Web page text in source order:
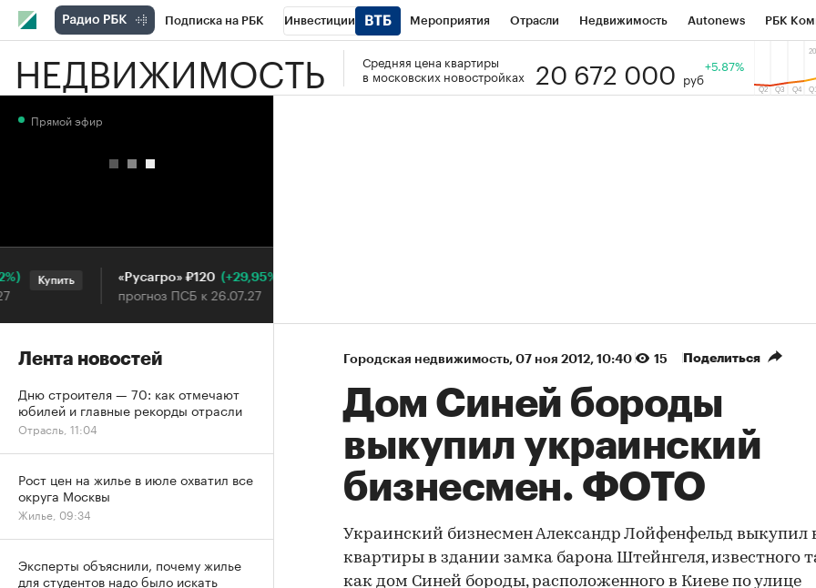
Подписка на РБК Инвестиции Мероприятия Отрасли Недвижимость Autonews РБК
РБК Вино Спорт Школа управления РБК РБК Образование Тренды
НЕДВИЖИМОСТЬ
Средняя цена квартиры
в московских новостройках
20 672 000 руб
+5.87%
Городская недвижимость⁠, 07 ноя 2012, 10:40 15 Поделиться
Дом Синей бороды
выкупил украинский
бизнесмен. ФОТО
Украинский бизнесмен Александр Лойфенфельд выкупил
квартиры в здании замка барона Штейнгеля, известного
как дом Синей бороды, расположенного в Киеве по улице
Прямой эфир
Купить «Русагро» ₽120 (+29,95%)
прогноз ПСБ к 26.07.27
Лента новостей
Дню строителя — 70: как отмечают
юбилей и главные рекорды отрасли
Отрасль, 11:04
Рост цен на жилье в июле охватил все
округа Москвы
Жилье, 09:34
Эксперты объяснили, почему жилье
для студентов надо было искать